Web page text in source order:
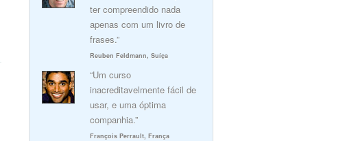
ter compreendido nada
apenas com um livro de
frases.”
Reuben Feldmann, Suíça
“Um curso
inacreditavelmente fácil de
usar, e uma óptima
companhia.”
François Perrault, França